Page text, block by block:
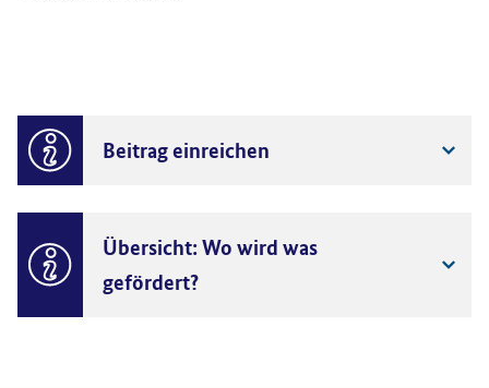
Beitrag einreichen
Übersicht: Wo wird was
gefördert?